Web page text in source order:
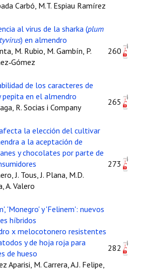
Carbó, M.T. Espiau Ramírez
al virus de la sharka (plum
) en almendro
M. Rubio, M. Gambín, P.
260
de los caracteres de
en el almendro
R. Socias i Company
265
la elección del cultivar
a la aceptación de
y chocolates por parte de
J. Tous, J. Plana, M.D.
A. Valero
273
'Monegro' y 'Felinem': nuevos
híbridos
x melocotonero resistentes
y de hoja roja para
de hueso
Aparisi, M. Carrera, A.J. Felipe,
282